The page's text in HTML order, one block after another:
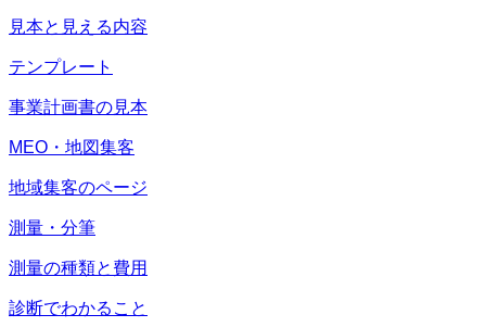
見本と見える内容
テンプレート
事業計画書の見本
MEO・地図集客
地域集客のページ
測量・分筆
測量の種類と費用
診断でわかること